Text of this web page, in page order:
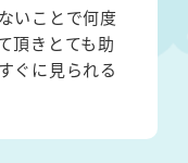
いことで何度
頂きとても助
ぐに見られる